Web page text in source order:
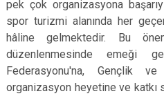
pek çok organizasyona
spor turizmi alanında her
hâline gelmektedir. Bu
düzenlenmesinde emeği
Federasyonu'na, Gençlik
organizasyon heyetine ve katkı